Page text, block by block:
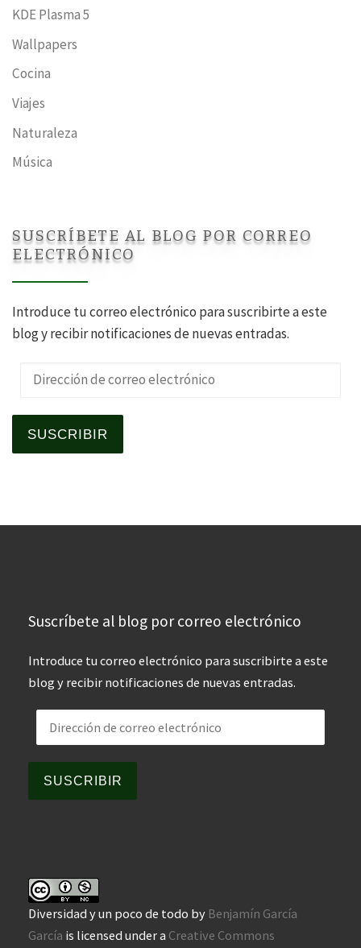
KDE Plasma 5
Wallpapers
Cocina
Viajes
Naturaleza
Música
SUSCRÍBETE AL BLOG POR CORREO
ELECTRÓNICO
Introduce tu correo electrónico para suscribirte a este
blog y recibir notificaciones de nuevas entradas.
Dirección de correo electrónico
SUSCRIBIR
Suscríbete al blog por correo electrónico
Introduce tu correo electrónico para suscribirte a este
blog y recibir notificaciones de nuevas entradas.
Dirección de correo electrónico
SUSCRIBIR
Diversidad y un poco de todo by Benjamín García
García is licensed under a Creative Commons